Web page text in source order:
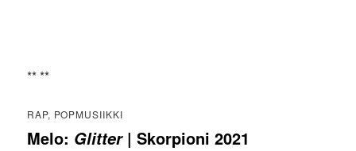
** **
RAP, POPMUSIIKKI
Melo: Glitter| Skorpioni 2021